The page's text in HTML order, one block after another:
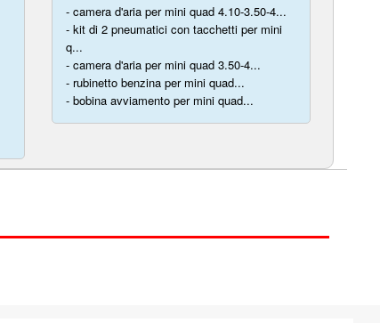
- camera d'aria per mini quad 4.10-3.50-4...
- kit di 2 pneumatici con tacchetti per mini
q...
- camera d'aria per mini quad 3.50-4...
- rubinetto benzina per mini quad...
- bobina avviamento per mini quad...